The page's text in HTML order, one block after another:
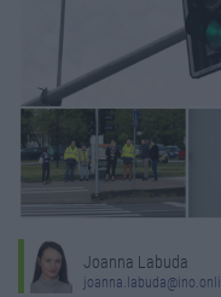
Joanna Labuda